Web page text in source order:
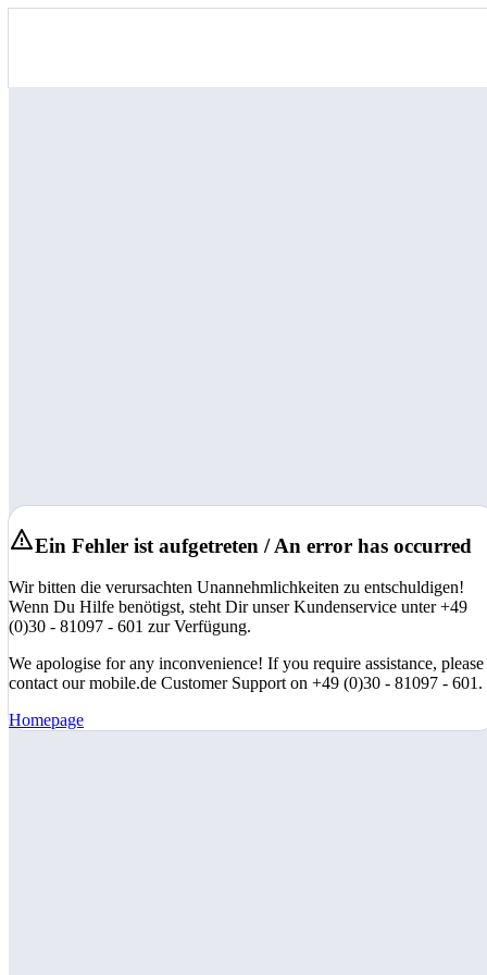
Ein Fehler ist aufgetreten / An error has occurred
Wir bitten die verursachten Unannehmlichkeiten zu entschuldigen!
Wenn Du Hilfe benötigst, steht Dir unser Kundenservice unter +49
(0)30 - 81097 - 601 zur Verfügung.
We apologise for any inconvenience! If you require assistance, please
contact our mobile.de Customer Support on +49 (0)30 - 81097 - 601.
Homepage